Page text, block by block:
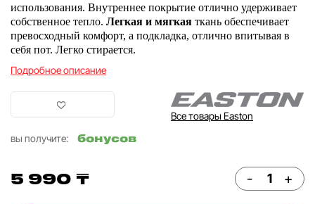
использования. Внутреннее покрытие отлично удерживает
собственное тепло. Легкая и мягкая ткань обеспечивает
превосходный комфорт, а подкладка, отлично впитывая в
себя пот. Легко стирается.
Подробное описание
Все товары Easton
вы получите:
бонусов
5 990 ₸ - +